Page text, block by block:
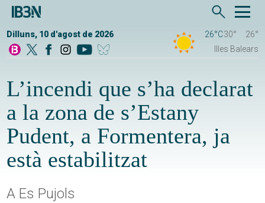
Dilluns, 10 d'agost de 2026 26°C30°
26°
Illes Balears
L’incendi que s’ha declarat
a la zona de s’Estany
Pudent, a Formentera, ja
està estabilitzat
A Es Pujols